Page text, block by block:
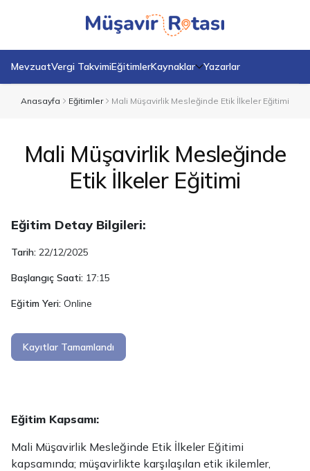
MevzuatVergi TakvimiEğitimlerKaynaklar Yazarlar
Anasayfa Eğitimler Mali Müşavirlik Mesleğinde Etik İlkeler Eğitimi
Mali Müşavirlik Mesleğinde
Etik İlkeler Eğitimi
Eğitim Detay Bilgileri:
Tarih: 22/12/2025
Başlangıç Saati: 17:15
Eğitim Yeri: Online
Kayıtlar Tamamlandı
Eğitim Kapsamı:
Mali Müşavirlik Mesleğinde Etik İlkeler Eğitimi
kapsamında; müşavirlikte karşılaşılan etik ikilemler,